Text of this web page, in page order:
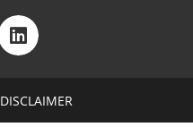
DISCLAIMER